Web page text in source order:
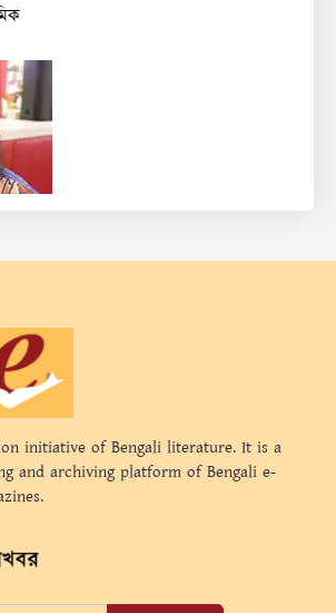
initiative of Bengali literature. It is a
and archiving platform of Bengali e-